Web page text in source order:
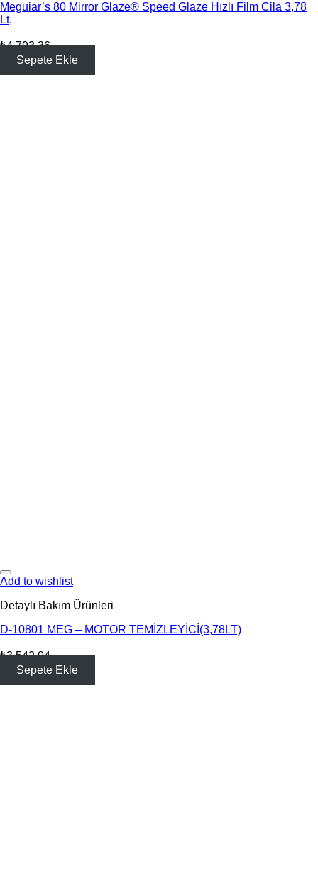
Meguiar’s 80 Mirror Glaze® Speed Glaze Hızlı Film Cila 3,78
Lt,
₺4,793.36
Sepete Ekle
Add to wishlist
Detaylı Bakım Ürünleri
D-10801 MEG – MOTOR TEMİZLEYİCİ(3,78LT)
₺3,542.04
Sepete Ekle